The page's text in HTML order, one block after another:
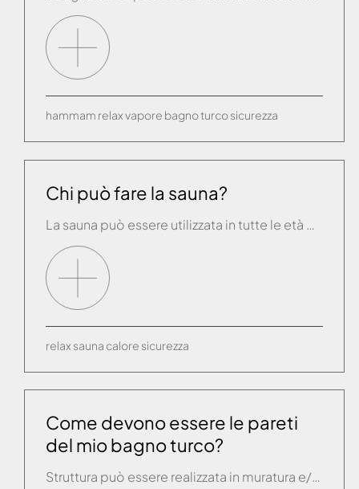
hammam relaxvapore bagno turcosicurezza
Chi può fare la sauna?
La sauna può essere utilizzata in tutte le età e non esistono controindicazioni generali per l’utilizzo. Chi dovesse soffrire di patologie particolari può comunque rivolgersi al proprio medico di fiducia per un consiglio in tal senso, in generale chi è idoneo ad una attività fisica normale è grado di fare la sauna godendone molteplici benefici. […]
relax sauna calore sicurezza
Come devono essere le pareti
del mio bagno turco?
Struttura può essere realizzata in muratura e/o cartongesso con spessori a discrezione dell’impresa esecutrice, oppure si può comporre con una struttura con pannelli di polistirene di vario spessore, vedi SteamBox. Altezza massima consigliata del vano cm. 230. Per strutture in muratura e/o cartongesso, onde evitare dispersioni di calore è consigliabile coibentare le pareti ed il […]